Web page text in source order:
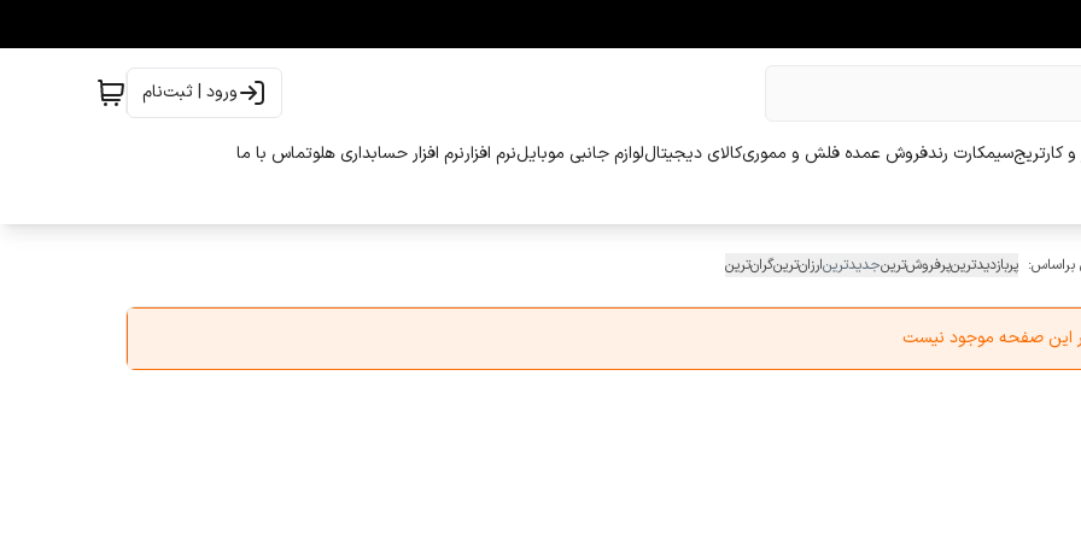
ورود | ثبت‌نام
کارتریجسیمکارت رندفروش عمده فلش و مموریکالای دیجیتاللوازم جانبی موبایلنرم افزارنرم افزار حسابداری هلوتماس با ما
پربازدیدترینپرفروش‌ترینجدیدترینارزان‌ترینگران‌ترین
این صفحه موجود نیست